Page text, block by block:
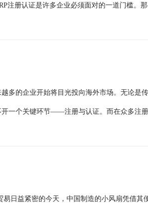
注册认证是许多企业必须面对的一道门槛。
多的企业开始将目光投向海外市场。无论是
开一个关键环节——注册与认证。而在众多注
易日益紧密的今天，中国制造的小风扇凭借其